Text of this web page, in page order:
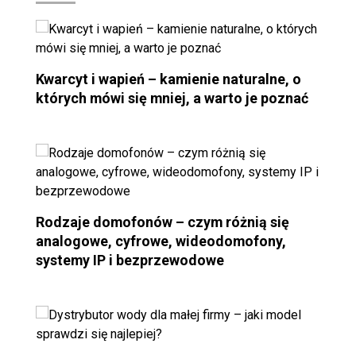
Kwarcyt i wapień – kamienie naturalne, o
których mówi się mniej, a warto je poznać
Rodzaje domofonów – czym różnią się
analogowe, cyfrowe, wideodomofony,
systemy IP i bezprzewodowe